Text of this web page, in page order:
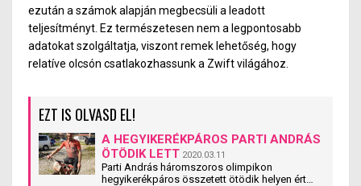
ezután a számok alapján megbecsüli a leadott
teljesítményt. Ez természetesen nem a legpontosabb
adatokat szolgáltatja, viszont remek lehetőség, hogy
relatíve olcsón csatlakozhassunk a Zwift világához.
EZT IS OLVASD EL!
A HEGYIKERÉKPÁROS PARTI ANDRÁS
ÖTÖDIK LETT 2020.03.11
Parti András háromszoros olimpikon
hegyikerékpáros összetett ötödik helyen ért